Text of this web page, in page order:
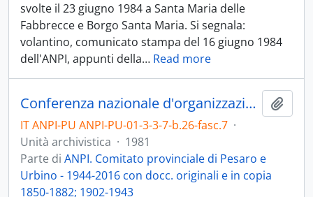
svolte il 23 giugno 1984 a Santa Maria delle
Fabbrecce e Borgo Santa Maria. Si segnala:
volantino, comunicato stampa del 16 giugno 1984
dell'ANPI, appunti della… Read more
Conferenza nazionale d'organizzazione - 1981
IT ANPI-PU ANPI-PU-01-3-3-7-b.26-fasc.7 ·
Unità archivistica · 1981
Parte di ANPI. Comitato provinciale di Pesaro e
Urbino - 1944-2016 con docc. originali e in copia
1850-1882; 1902-1943